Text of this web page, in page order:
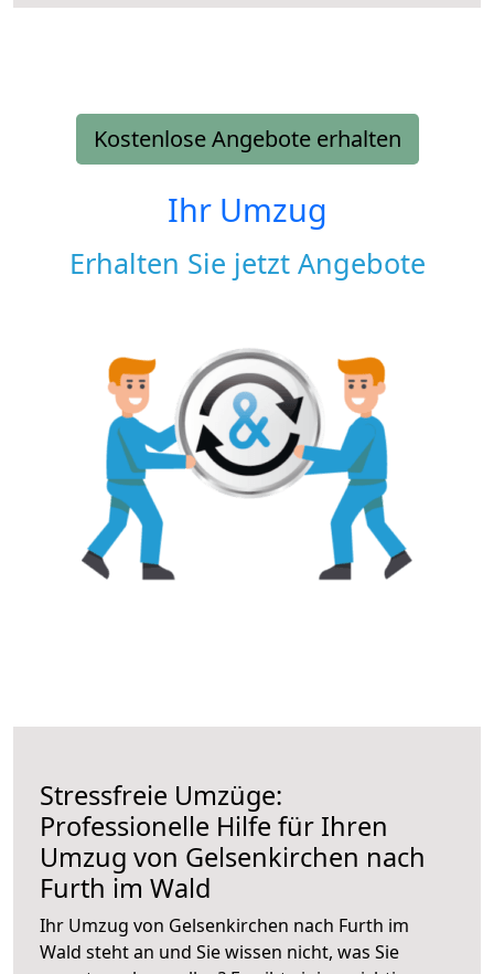
Kostenlose Angebote erhalten
Ihr Umzug
Erhalten Sie jetzt Angebote
Stressfreie Umzüge:
Professionelle Hilfe für Ihren
Umzug von Gelsenkirchen nach
Furth im Wald
Ihr Umzug von Gelsenkirchen nach Furth im
Wald steht an und Sie wissen nicht, was Sie